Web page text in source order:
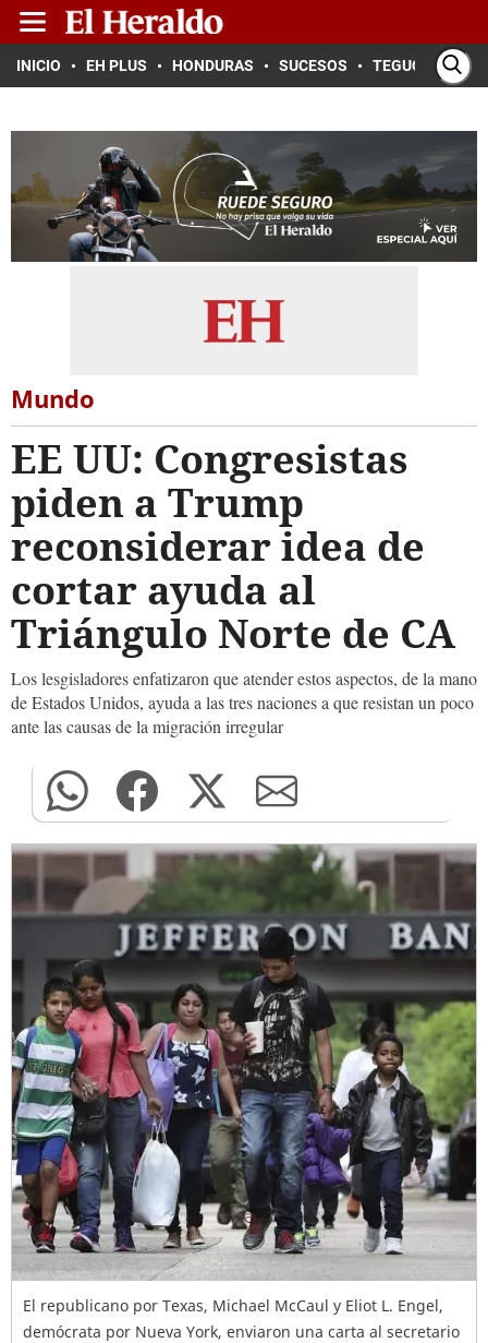
INICIO EH PLUS HONDURAS SUCESOS TEGUCIGALPA
Mundo
EE UU: Congresistas
piden a Trump
reconsiderar idea de
cortar ayuda al
Triángulo Norte de CA
Los lesgisladores enfatizaron que atender estos aspectos, de la mano
de Estados Unidos, ayuda a las tres naciones a que resistan un poco
ante las causas de la migración irregular
El republicano por Texas, Michael McCaul y Eliot L. Engel,
demócrata por Nueva York, enviaron una carta al secretario